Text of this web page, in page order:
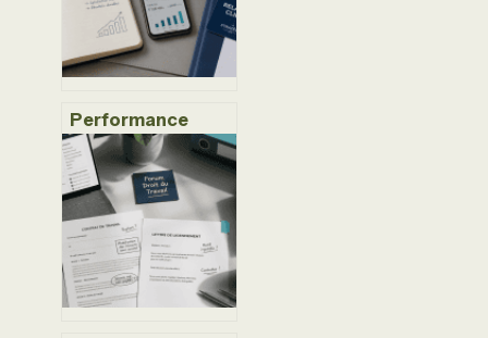
Performance
commerciale :
pourquoi l’écoute
active surpasse
l’argumentaire
classique